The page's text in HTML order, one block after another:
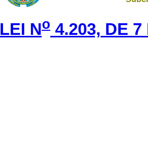
LEI No4.203, DE 7